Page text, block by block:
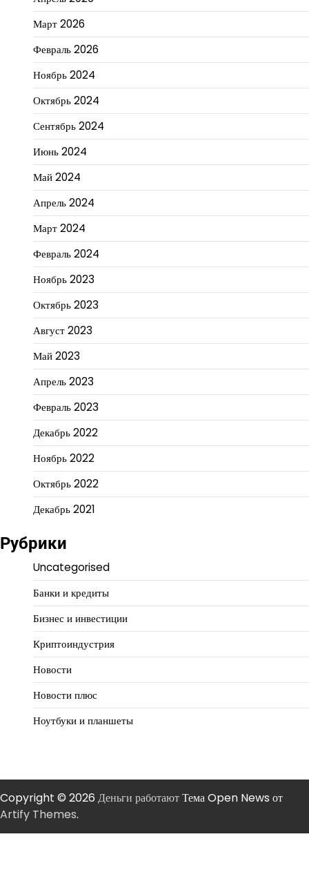
Март 2026
Февраль 2026
Ноябрь 2024
Октябрь 2024
Сентябрь 2024
Июнь 2024
Май 2024
Апрель 2024
Март 2024
Февраль 2024
Ноябрь 2023
Октябрь 2023
Август 2023
Май 2023
Апрель 2023
Февраль 2023
Декабрь 2022
Ноябрь 2022
Октябрь 2022
Декабрь 2021
Рубрики
Uncategorised
Банки и кредиты
Бизнес и инвестиции
Криптоиндустрия
Новости
Новости плюс
Ноутбуки и планшеты
Copyright © 2026 Деньги работаютТема Open News от
Artify Themes.